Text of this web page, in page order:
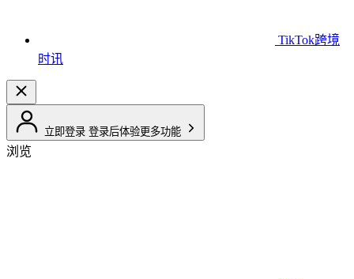
TikTok跨境
时讯
立即登录 登录后体验更多功能
浏览